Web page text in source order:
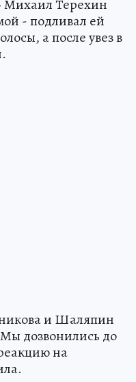
Михаил Терехин
- подливал ей
а после увез в
и Шаляпин
дозвонились до
на